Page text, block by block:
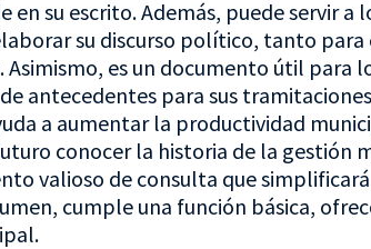
en su escrito. Además, puede servir
su discurso político, tanto
Asimismo, es un documento útil para
antecedentes para sus
a aumentar la productividad
conocer la historia de la gestión
valioso de consulta que
cumple una función básica,